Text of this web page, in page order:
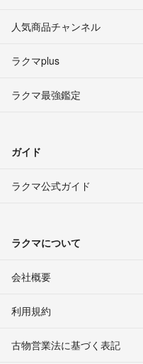
人気商品チャンネル
ラクマplus
ラクマ最強鑑定
ガイド
ラクマ公式ガイド
ラクマについて
会社概要
利用規約
古物営業法に基づく表記